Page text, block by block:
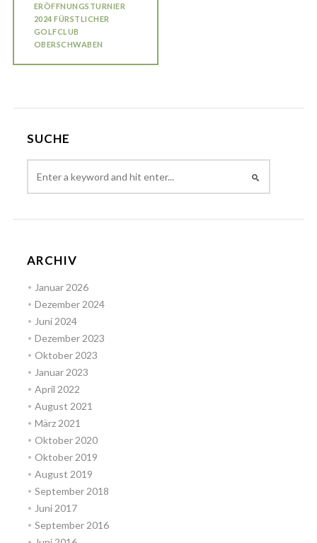
ERÖFFNUNGSTURNIER
2024 FÜRSTLICHER
GOLFCLUB
OBERSCHWABEN
SUCHE
ARCHIV
Januar 2026
Dezember 2024
Juni 2024
Dezember 2023
Oktober 2023
Januar 2023
April 2022
August 2021
März 2021
Oktober 2020
Oktober 2019
August 2019
September 2018
Juni 2017
September 2016